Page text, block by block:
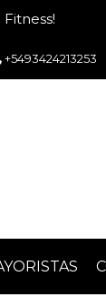
+5493424213253